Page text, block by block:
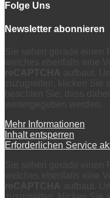
Folge Uns
Newsletter abonnieren
Mehr Informationen
Inhalt entsperren
Erforderlichen Service